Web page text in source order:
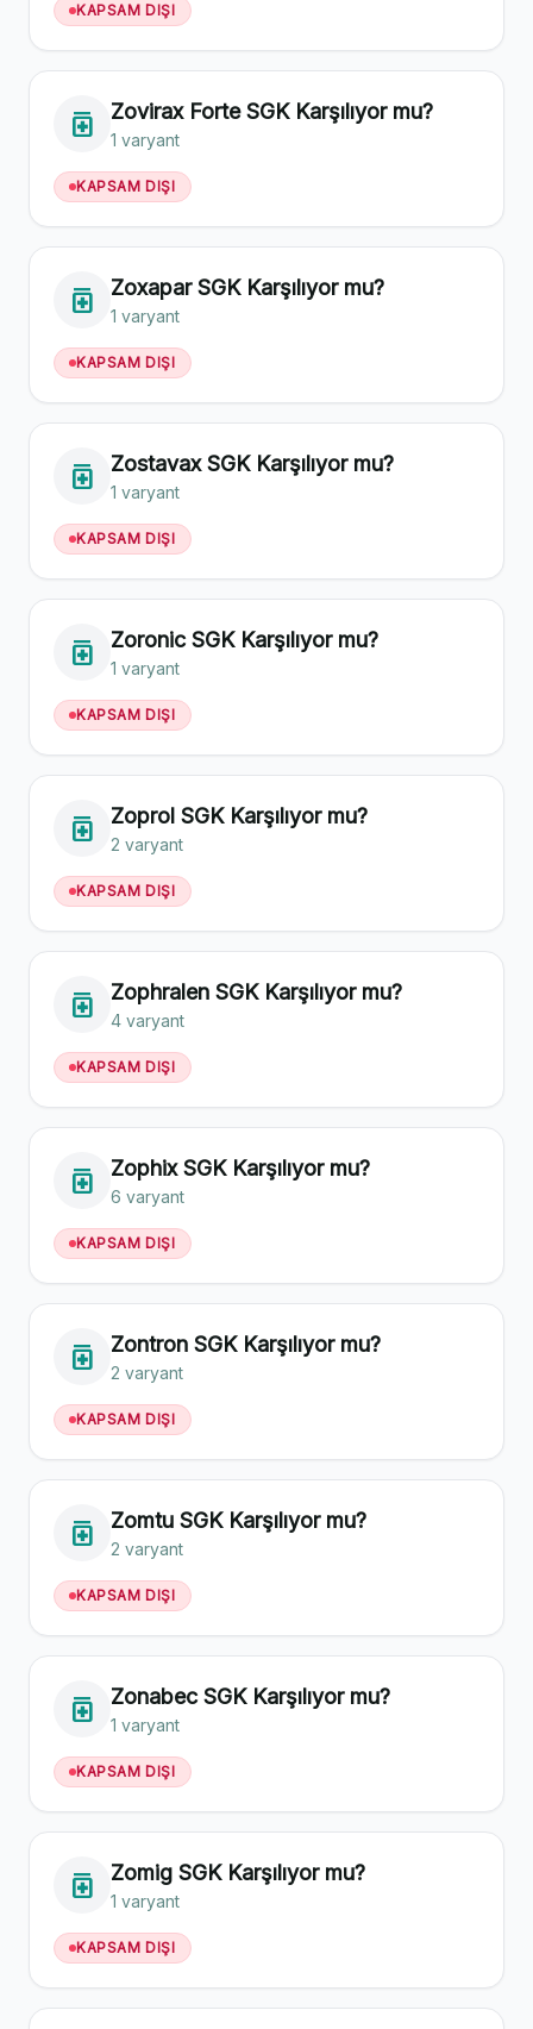
KAPSAM DIŞI
medication Zovirax Forte SGK Karşılıyor mu?
1 varyant
KAPSAM DIŞI
medication Zoxapar SGK Karşılıyor mu?
1 varyant
KAPSAM DIŞI
medication Zostavax SGK Karşılıyor mu?
1 varyant
KAPSAM DIŞI
medication Zoronic SGK Karşılıyor mu?
1 varyant
KAPSAM DIŞI
medication Zoprol SGK Karşılıyor mu?
2 varyant
KAPSAM DIŞI
medication Zophralen SGK Karşılıyor mu?
4 varyant
KAPSAM DIŞI
medication Zophix SGK Karşılıyor mu?
6 varyant
KAPSAM DIŞI
medication Zontron SGK Karşılıyor mu?
2 varyant
KAPSAM DIŞI
medication Zomtu SGK Karşılıyor mu?
2 varyant
KAPSAM DIŞI
medication Zonabec SGK Karşılıyor mu?
1 varyant
KAPSAM DIŞI
medication Zomig SGK Karşılıyor mu?
1 varyant
KAPSAM DIŞI